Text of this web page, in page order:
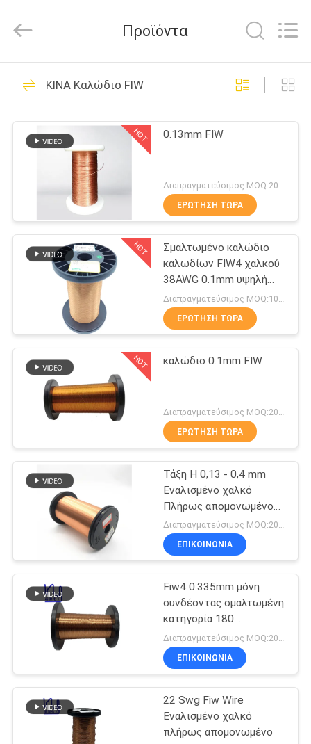
ΣΠΊΤΙ
ΠΡΟΪΌΝΤΑ
ΠΕΡΊΠΟΥ
ΕΜΕΊΣ
ΓΎΡΟΣ
ΕΡΓΟΣΤΑΣΊΩΝ
ΠΟΙΟΤΙΚΌΣ
ΈΛΕΓΧΟΣ
ΣΕ
ΕΠΑΦΉ
ΕΙΔΉΣΕΙΣ
ΖΗΤΉΣΤΕ
ΈΝΑ
ΑΠΌΣΠΑΣΜΑ
SITEMAP
PRIVACY
Material
Co,.Ltd.
Reserved.
Σμαλτωμένο
καλώδιο χαλκού
230
Ορθογώνιο
καλώδιο χαλκού
427
Καλώδιο μαγνητών
Εξαιρετικά
σμαλτωμένο
πρόστιμο καλώδιο
χαλκού
201
Καλώδιο Litz Ustc
520
Προϊόντα
ΚΙΝΑ Καλώδιο FIW
HOT 0.13mm FIW
Διαπραγματεύσιμος MOQ:20 χιλιόγραμμο/χιλιόγραμμα
ΕΡΏΤΗΣΗ ΤΏΡΑ
HOT
Σμαλτωμένο καλώδιο
καλωδίων FIW4 χαλκού
38AWG 0.1mm υψηλή
τάση
ΕΡΏΤΗΣΗ ΤΏΡΑ
HOT καλώδιο 0.1mm FIW
ΕΡΏΤΗΣΗ ΤΏΡΑ
Τάξη H 0,13 - 0,4 mm
Εναλισμένο χαλκό
Πλήρως απομονωμένο
σύρμα FIW σύρμα
Διαπραγματεύσιμος MOQ:20 χιλιόγραμμο/χιλιόγραμμα
ΕΠΙΚΟΙΝΩΝΙΑ
Fiw4 0.335mm μόνη
συνδέοντας σμαλτωμένη
κατηγορία 180
καλωδίων χαλκού υψηλή
τάση
Διαπραγματεύσιμος MOQ:20 κλ
ΕΠΙΚΟΙΝΩΝΙΑ
22 Swg Fiw Wire
Εναλισμένο χαλκό
πλήρως απομονωμένο